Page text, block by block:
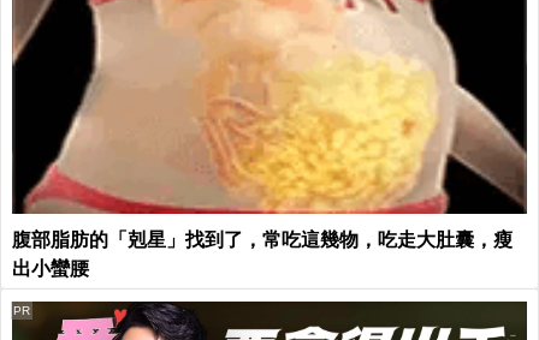
腹部脂肪的「剋星」找到了，常吃這幾物，吃走大肚囊，瘦
出小蠻腰
PR